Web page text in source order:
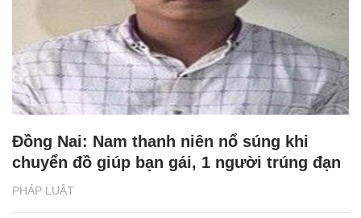
PHÁP LUẬT
Đồng Nai: Nam thanh niên nổ súng khi
chuyển đồ giúp bạn gái, 1 người trúng đạn